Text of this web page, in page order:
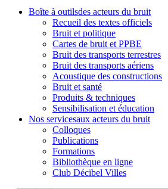
Boîte à outilsdes acteurs du bruit
Recueil des textes officiels
Bruit et politique
Cartes de bruit et PPBE
Bruit des transports terrestres
Bruit des transports aériens
Acoustique des constructions
Bruit et santé
Produits & techniques
Sensibilisation et éducation
Nos servicesaux acteurs du bruit
Colloques
Publications
Formations
Bibliothèque en ligne
Club Décibel Villes